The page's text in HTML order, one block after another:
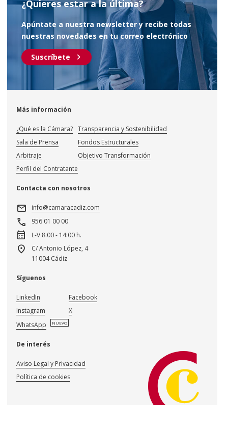
¿Quieres estar a la última?
Apúntate a nuestra newsletter y recibe todas
nuestras novedades en tu correo electrónico
Suscríbete chevron_right
Más información
¿Qué es la Cámara?
Sala de Prensa
Arbitraje
Perfil del Contratante
Transparencia y Sostenibilidad
Fondos Estructurales
Objetivo Transformación
Contacta con nosotros
mail info@camaracadiz.com
call 956 01 00 00
calendar_month L-V 8:00 - 14:00 h.
location_on
C/ Antonio López, 4
11004 Cádiz
Síguenos
LinkedIn
Instagram
WhatsApp
NUEVO
Facebook
X
De interés
Aviso Legal y Privacidad
Política de cookies